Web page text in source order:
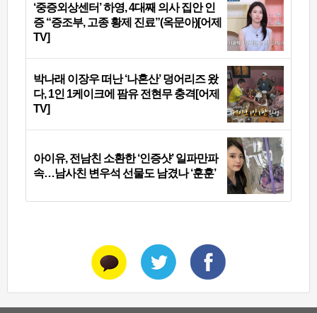
‘중증외상센터’ 하영, 4대째 의사 집안 인
증 “증조부, 고종 황제 진료”(옥문아)[어제
TV]
박나래 이장우 떠난 ‘나혼산’ 덩어리즈 왔
다, 1인 1케이크에 팜유 전현무 충격[어제
TV]
아이유, 전남친 소환한 ‘인증샷’ 일파만파
속…남사친 변우석 선물도 남겼나 ‘훈훈’